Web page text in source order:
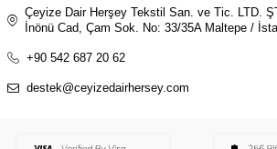
Çeyize Dair Herşey Tekstil San. ve Tic. LTD.
İnönü Cad, Çam Sok. No: 33/35A Maltepe /
+90 542 687 20 62
destek@ceyizedairhersey.com